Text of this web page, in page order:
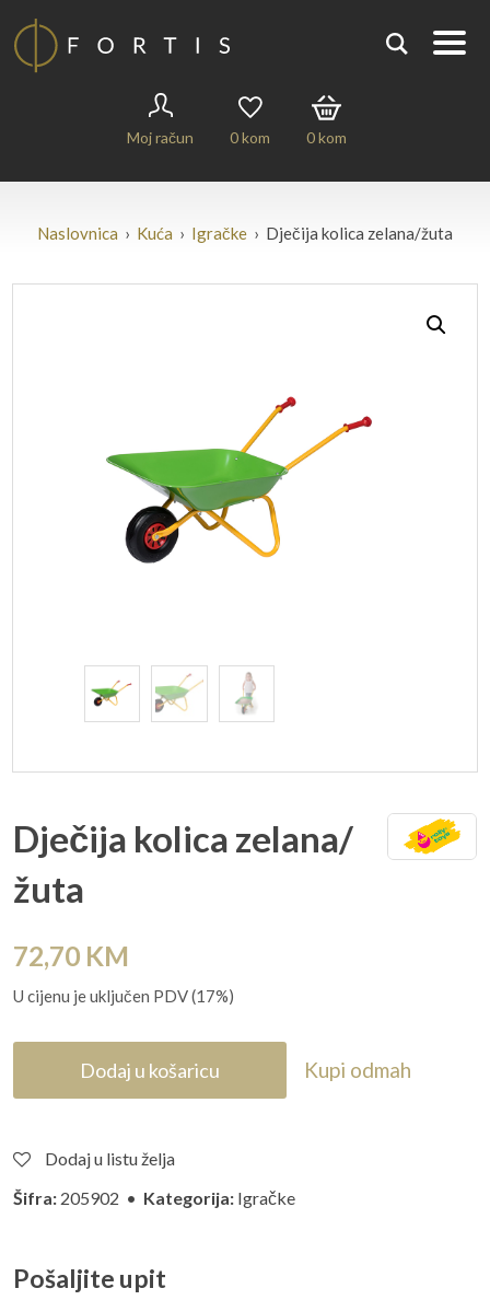
Moj račun 0kom 0kom
Naslovnica › Kuća › Igračke › Dječija kolica zelana/žuta
Dječija kolica zelana/
žuta
72,70 KM
U cijenu je uključen PDV (17%)
Dodaj u košaricu Kupi odmah
Dodaj u listu želja
Šifra: 205902 • Kategorija: Igračke
Pošaljite upit